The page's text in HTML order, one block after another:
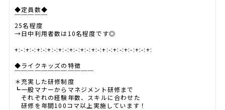
◆定員数◆
￣￣￣￣￣
25名程度
→日中利用者数は10名程度です◎
+:-:+:-:+:-:+:-:+:-:+:-:+:-:+:-:+:-:+:-:+:-:+:-:+:
◆ライクキッズの特徴
￣￣￣￣￣￣￣￣￣￣￣￣
＊充実した研修制度
┗一般マナーからマネジメント研修まで
それぞれの経験年数、スキルに合わせた
研修を年間100コマ以上実施しています！